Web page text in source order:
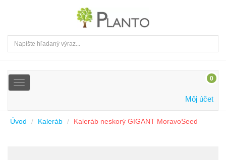
Toggle
navigation
0
Môj účet
Úvod Kaleráb Kaleráb neskorý GIGANT MoravoSeed